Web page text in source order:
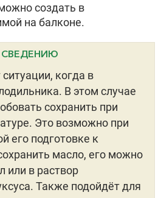
создать в
на балконе.
СВЕДЕНИЮ
когда в
В этом случае
сохранить при
Это возможно при
его подготовке к
масло, его можно
или в раствор
Также подойдёт для